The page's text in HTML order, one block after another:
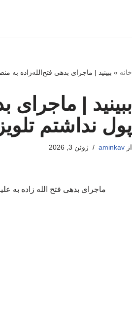
خانه » ببینید | ماجرای بدهی فتح‌الله‌زاده به
ببینید | ماجرای
پول نداشتم
ازaminkav ژوئن 3, 2026
ماجرای بدهی فتح الله زاده به